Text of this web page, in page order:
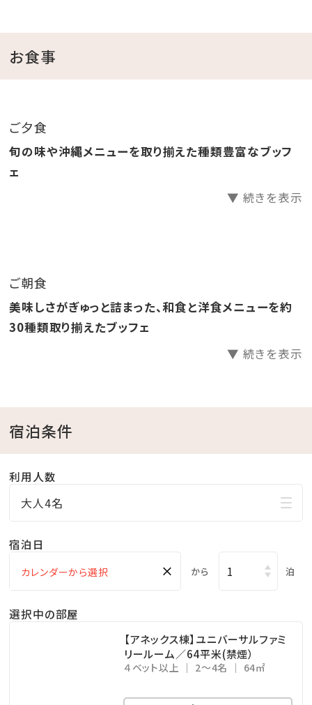
先の人気日程をお得にゲットしちゃいましょう☆彡
●ラウンジ「感謝」滞在中無料でご利用いただけます。
●ホテル駐車場無料
※刺青やタトゥーをされている方（タトゥーシールも含
む）のご入浴をお断りしております。
※飲酒後のご入浴はお断りしております。
いただけます。
・広々としたスペースは、リモートワークの利用も可能で
す。
□幼児について
※幼児（食事・布団不要）のお子様は、食事・寝具・アメ
※3歳以上のお子様は、夕食代1,200円・朝食代1,000
円を別途頂戴いたします。
□ホテル敷地内で楽しめる！遊びメニューをご紹介（※
お食事
ご夕食
旬の味や沖縄メニューを取り揃えた種類豊富なブッフ
ェ
▼ 続きを表示
ご朝食
美味しさがぎゅっと詰まった、和食と洋食メニューを約
30種類取り揃えたブッフェ
▼ 続きを表示
宿泊条件
利用人数
大人4名
宿泊日
× から 泊
選択中の部屋
【アネックス棟】ユニバーサルファミ
リールーム／64平米(禁煙）
４ベット以上 2～4名 64㎡